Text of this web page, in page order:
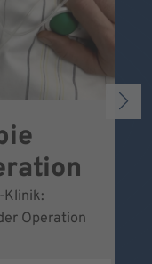
Klinik:
Operation